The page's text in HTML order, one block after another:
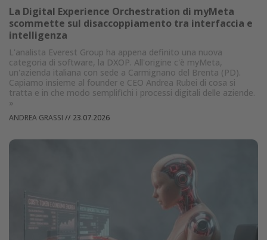
La Digital Experience Orchestration di myMeta
scommette sul disaccoppiamento tra interfaccia e
intelligenza
L'analista Everest Group ha appena definito una nuova
categoria di software, la DXOP. All'origine c'è myMeta,
un'azienda italiana con sede a Carmignano del Brenta (PD).
Capiamo insieme al founder e CEO Andrea Rubei di cosa si
tratta e in che modo semplifichi i processi digitali delle aziende.
»
ANDREA GRASSI // 23.07.2026